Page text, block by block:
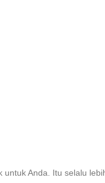
Anda. Itu selalu